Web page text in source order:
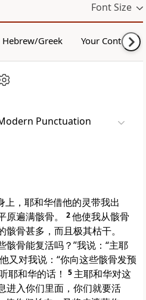
Font Size
Hebrew/Greek Your Content
Punctuation
上，耶和华借他的灵带我出
遍满骸骨。
2他使我从骸骨
骨甚多，而且极其枯干。
骸骨能复活吗？”我说：“主耶
他又对我说：“你向这些骸骨发预
耶和华的话！
5 主耶和华对这
进入你们里面，你们就要活